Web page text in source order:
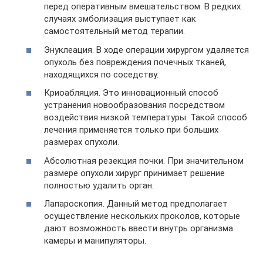
перед оперативным вмешательством. В редких
случаях эмболизация выступает как
самостоятельный метод терапии.
Энуклеация. В ходе операции хирургом удаляется
опухоль без повреждения почечных тканей,
находящихся по соседству.
Криоабляция. Это инновационный способ
устранения новообразования посредством
воздействия низкой температуры. Такой способ
лечения применяется только при больших
размерах опухоли.
Абсолютная резекция почки. При значительном
размере опухоли хирург принимает решение
полностью удалить орган.
Лапароскопия. Данный метод предполагает
осуществление нескольких проколов, которые
дают возможность ввести внутрь организма
камеры и манипуляторы.